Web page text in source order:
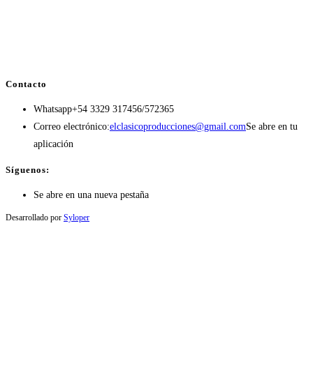
Contacto
Whatsapp+54 3329 317456/572365
Correo electrónico:elclasicoproducciones@gmail.comSe abre en tu
aplicación
Síguenos:
Se abre en una nueva pestaña
Desarrollado por Syloper